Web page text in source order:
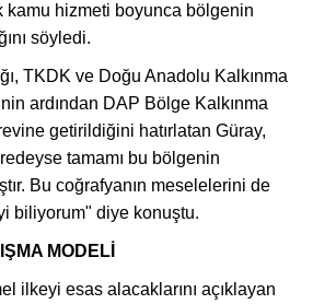
kamu hizmeti boyunca bölgenin
söyledi.
TKDK ve Doğu Anadolu Kalkınma
ardından DAP Bölge Kalkınma
getirildiğini hatırlatan Güray,
tamamı bu bölgenin
Bu coğrafyanın meselelerini de
biliyorum" diye konuştu.
MODELİ
ilkeyi esas alacaklarını açıklayan